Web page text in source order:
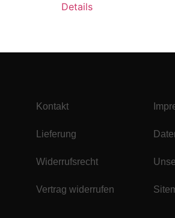
Details
Kontakt
Lieferung
Widerrufsrecht
Vertrag widerrufen